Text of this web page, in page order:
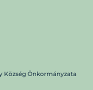
Község Önkormányzata